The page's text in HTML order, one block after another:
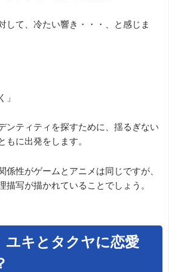
して、冷たい響き・・・、と感じま
」
ンティティを探すために、揺るぎない
もに出発をします。
係性がゲームとアニメは同じですが、
描写が描かれていることでしょう。
ユキとタクヤに恋愛